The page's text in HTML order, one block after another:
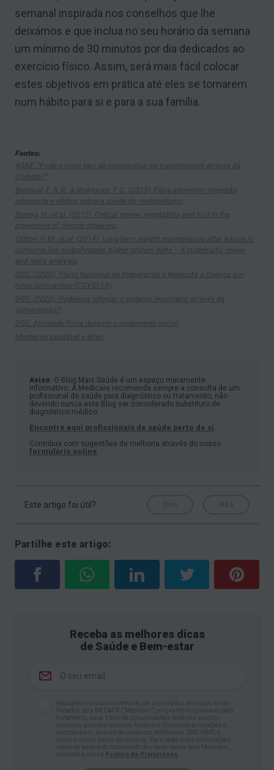
semanal inspirada nos conselhos que lhe
deixámos e que inclua no seu horário da semana
um mínimo de 30 minutos por dia dedicados ao
exercício físico. Assim, será mais fácil colocar
estes objetivos em prática até eles se tornarem
num hábito para si e para a sua família.
Fontes:
ASAE. “Pode o novo tipo de coronavírus ser transmissível através da
Comida?”;
Bernaud, F. S. R., & Rodrigues, T. C. (2013). Fibra alimentar: ingestão
adequada e efeitos sobre a saúde do metabolismo;
Boeing, H., et.al. (2012). Critical review: vegetables and fruit in the
prevention of chronic diseases;
Clifton, P. M., et.al. (2014). Long term weight maintenance after advice to
consume low carbohydrate, higher protein diets – A systematic review
and meta analysis;
DGS. (2020). Plano Nacional de Preparação e Resposta à Doença por
novo coronavírus (COVID-19);
DGS. (2020). Podemos reforçar o sistema imunitário através da
alimentação?;
DGS. Atividade física durante o isolamento social;
Manter-se saudável e ativo;
Aviso: O Blog Mais Saúde é um espaço meramente
informativo. A Medicare recomenda sempre a consulta de um
profissional de saúde para diagnóstico ou tratamento, não
devendo nunca este Blog ser considerado substituto de
diagnóstico médico.
Encontre aqui profissionais de saúde perto de si.
Contribua com sugestões de melhoria através do nosso
formulário online.
Este artigo foi útil?
Partilhe este artigo:
Receba as melhores dicas
de Saúde e Bem-estar
Mediante o seu consentimento, os seus dados pessoais serão
tratados pela MED&CR ("Medicare"), enquanto responsável pelo
tratamento, para: Envio de comunicações relativas a outros
produtos, planos e serviços Medicare (incluindo promoções e
campanhas), através de contactos telefónicos, SMS, MMS, e-
mails e outros meios de contacto. Para obter mais informações
sobre os termos do tratamento dos seus dados pela Medicare,
consulte a nossa Política de Privacidade